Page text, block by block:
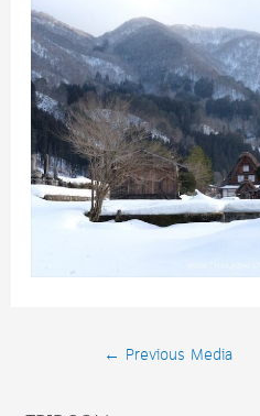
Post← Previous Media